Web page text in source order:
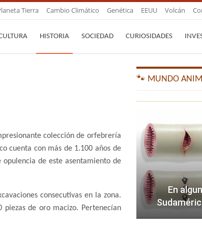
Tierra Cambio Climático Genética EEUU Volcán
HISTORIA SOCIEDAD CURIOSIDADES
colección de orfebrería
cuenta con más de 1.100 años de
de este asentamiento de
consecutivas en la zona.
de oro macizo. Pertenecían
🐾 MUNDO
En